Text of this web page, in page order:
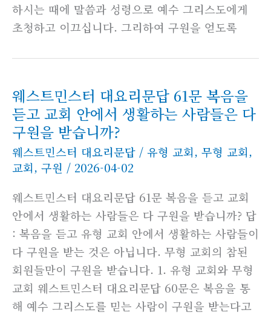
하시는 때에 말씀과 성령으로 예수 그리스도에게
초청하고 이끄십니다. 그리하여 구원을 얻도록
웨스트민스터 대요리문답 61문 복음을
듣고 교회 안에서 생활하는 사람들은 다
구원을 받습니까?
웨스트민스터 대요리문답 / 유형 교회, 무형 교회,
교회, 구원 / 2026-04-02
웨스트민스터 대요리문답 61문 복음을 듣고 교회
안에서 생활하는 사람들은 다 구원을 받습니까? 답
: 복음을 듣고 유형 교회 안에서 생활하는 사람들이
다 구원을 받는 것은 아닙니다. 무형 교회의 참된
회원들만이 구원을 받습니다. 1. 유형 교회와 무형
교회 웨스트민스터 대요리문답 60문은 복음을 통
해 예수 그리스도를 믿는 사람이 구원을 받는다고